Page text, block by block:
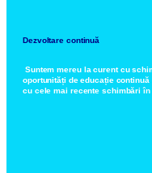
Dezvoltare continuă
Suntem mereu la curent cu
oportunități de educație
cu cele mai recente schimbări